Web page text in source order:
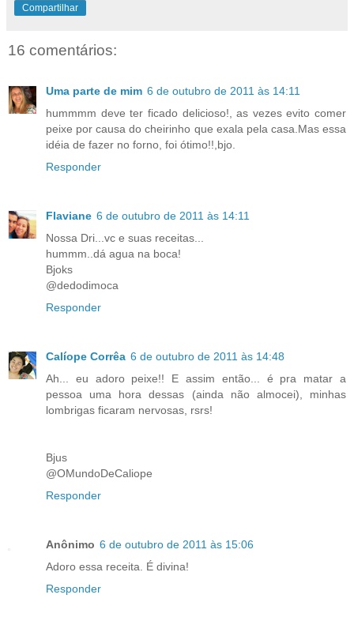
Compartilhar
16 comentários:
Uma parte de mim 6 de outubro de 2011 às 14:11
hummmm deve ter ficado delicioso!, as vezes evito comer
peixe por causa do cheirinho que exala pela casa.Mas essa
idéia de fazer no forno, foi ótimo!!,bjo.
Responder
Flaviane 6 de outubro de 2011 às 14:11
Nossa Dri...vc e suas receitas...
hummm..dá agua na boca!
Bjoks
@dedodimoca
Responder
Calíope Corrêa 6 de outubro de 2011 às 14:48
Ah... eu adoro peixe!! E assim então... é pra matar a
pessoa uma hora dessas (ainda não almocei), minhas
lombrigas ficaram nervosas, rsrs!
Bjus
@OMundoDeCaliope
Responder
Anônimo 6 de outubro de 2011 às 15:06
Adoro essa receita. É divina!
Responder